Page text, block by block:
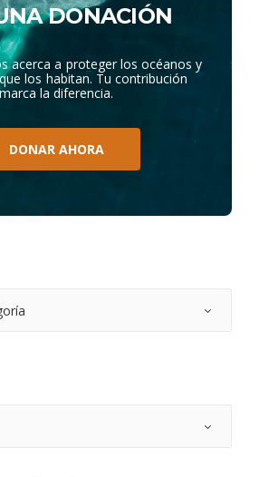
DONACIÓN
acerca a proteger los océanos y
los habitan. Tu contribución
la diferencia.
DONAR AHORA